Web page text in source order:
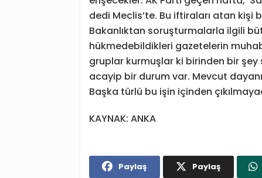
dedi Meclis’te. Bu iftiraları atan kişi
Bakanlıktan soruşturmalarla ilgili
hükmedebildikleri gazetelerin
gruplar kurmuşlar ki birinden bir şey
acayip bir durum var. Mevcut
Başka türlü bu işin içinden
KAYNAK: ANKA
Paylaş Paylaş